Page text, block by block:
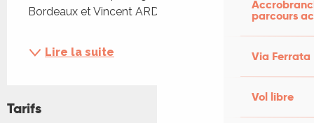
parcours
Via Ferrata
Vol libre
Bordeaux et Vincent ARD, préhistorien,...
Lire la suite
Tarifs